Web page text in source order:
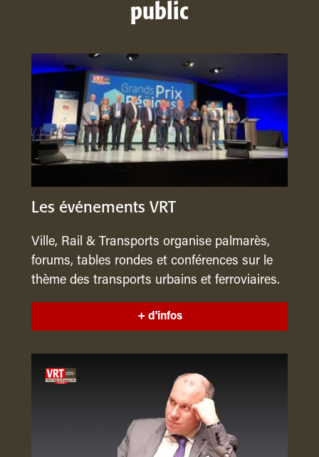
public
Les événements VRT
Ville, Rail & Transports organise palmarès,
forums, tables rondes et conférences sur le
thème des transports urbains et ferroviaires.
+ d'infos